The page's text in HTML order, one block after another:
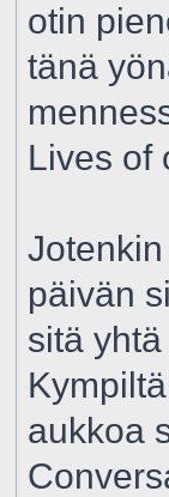
otin
tänä
Lives of
päivän
sitä
aukkoa